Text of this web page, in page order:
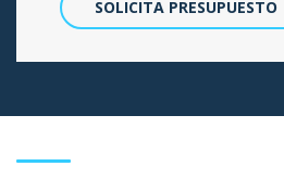
SOLICITA PRESUPUESTO